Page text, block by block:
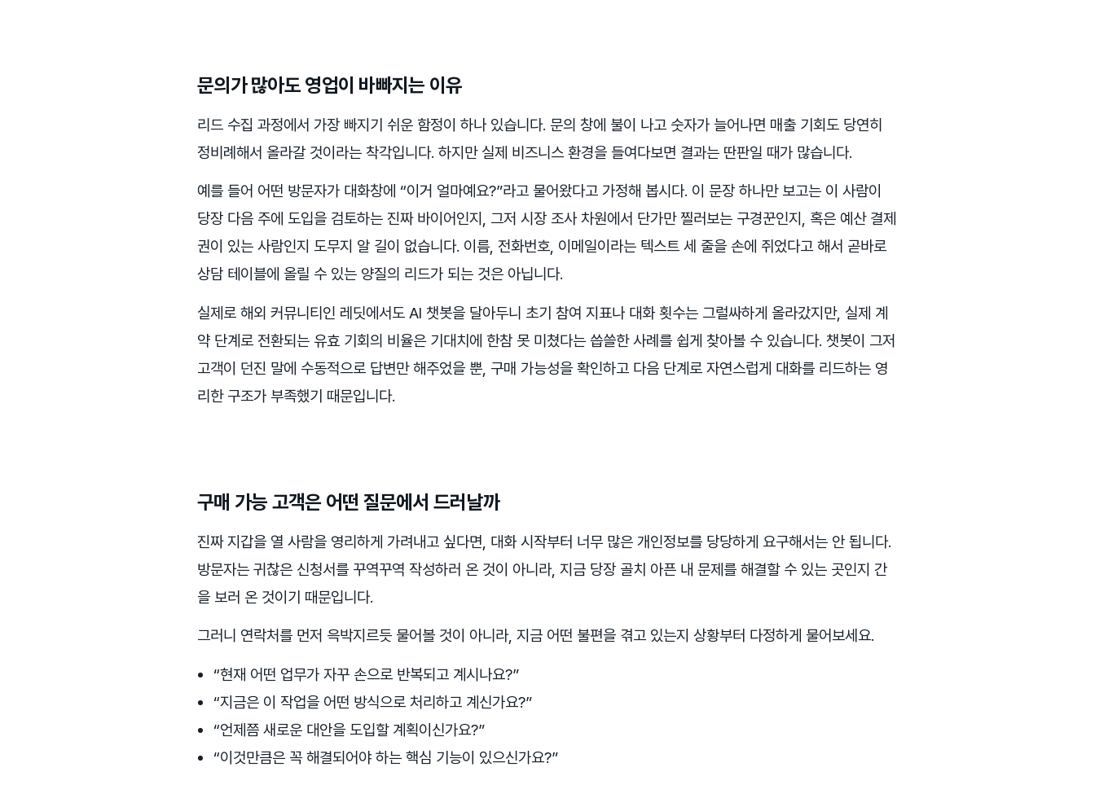
문의가 많아도 영업이 바빠지는 이유
리드 수집 과정에서 가장 빠지기 쉬운 함정이 하나 있습니다. 문의 창에 불이 나고 숫자가 늘어나면 매출 기회도 당연히
정비례해서 올라갈 것이라는 착각입니다. 하지만 실제 비즈니스 환경을 들여다보면 결과는 딴판일 때가 많습니다.
예를 들어 어떤 방문자가 대화창에 “이거 얼마예요?”라고 물어왔다고 가정해 봅시다. 이 문장 하나만 보고는 이 사람이
당장 다음 주에 도입을 검토하는 진짜 바이어인지, 그저 시장 조사 차원에서 단가만 찔러보는 구경꾼인지, 혹은 예산 결제
권이 있는 사람인지 도무지 알 길이 없습니다. 이름, 전화번호, 이메일이라는 텍스트 세 줄을 손에 쥐었다고 해서 곧바로
상담 테이블에 올릴 수 있는 양질의 리드가 되는 것은 아닙니다.
실제로 해외 커뮤니티인 레딧에서도 AI 챗봇을 달아두니 초기 참여 지표나 대화 횟수는 그럴싸하게 올라갔지만, 실제 계
약 단계로 전환되는 유효 기회의 비율은 기대치에 한참 못 미쳤다는 씁쓸한 사례를 쉽게 찾아볼 수 있습니다. 챗봇이 그저
고객이 던진 말에 수동적으로 답변만 해주었을 뿐, 구매 가능성을 확인하고 다음 단계로 자연스럽게 대화를 리드하는 영
리한 구조가 부족했기 때문입니다.
구매 가능 고객은 어떤 질문에서 드러날까
진짜 지갑을 열 사람을 영리하게 가려내고 싶다면, 대화 시작부터 너무 많은 개인정보를 당당하게 요구해서는 안 됩니다.
방문자는 귀찮은 신청서를 꾸역꾸역 작성하러 온 것이 아니라, 지금 당장 골치 아픈 내 문제를 해결할 수 있는 곳인지 간
을 보러 온 것이기 때문입니다.
그러니 연락처를 먼저 윽박지르듯 물어볼 것이 아니라, 지금 어떤 불편을 겪고 있는지 상황부터 다정하게 물어보세요.
“현재 어떤 업무가 자꾸 손으로 반복되고 계시나요?”
“지금은 이 작업을 어떤 방식으로 처리하고 계신가요?”
“언제쯤 새로운 대안을 도입할 계획이신가요?”
“이것만큼은 꼭 해결되어야 하는 핵심 기능이 있으신가요?”